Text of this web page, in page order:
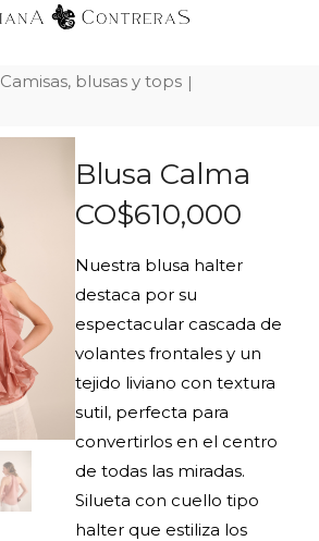
Camisas, blusas y tops |
Blusa Calma
CO$610,000
Nuestra blusa halter
destaca por su
espectacular cascada de
volantes frontales y un
tejido liviano con textura
sutil, perfecta para
convertirlos en el centro
de todas las miradas.
Silueta con cuello tipo
halter que estiliza los